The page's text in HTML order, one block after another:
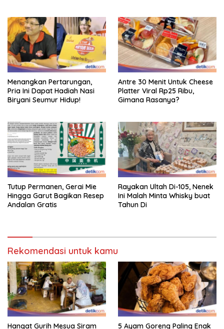
Menangkan Pertarungan,
Pria Ini Dapat Hadiah Nasi
Biryani Seumur Hidup!
Antre 30 Menit Untuk Cheese
Platter Viral Rp25 Ribu,
Gimana Rasanya?
Tutup Permanen, Gerai Mie
Hingga Garut Bagikan Resep
Andalan Gratis
Rayakan Ultah Di-105, Nenek
Ini Malah Minta Whisky buat
Tahun Di
Rekomendasi untuk kamu
Hangat Gurih Mesua Siram 5 Ayam Goreng Paling Enak